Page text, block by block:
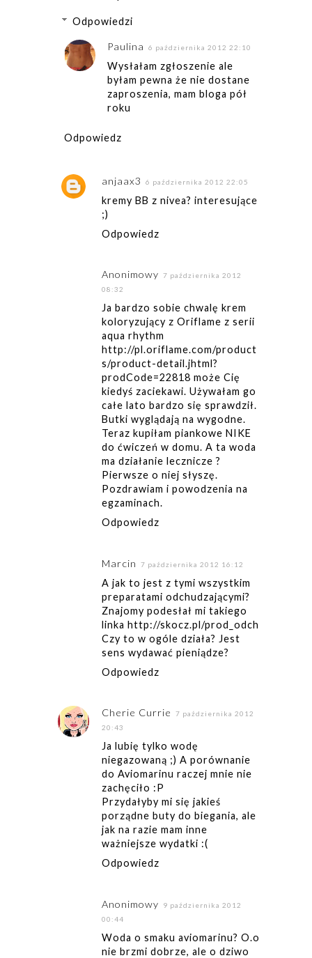
Odpowiedzi
Paulina 6 października 2012 22:10
Wysłałam zgłoszenie ale
byłam pewna że nie dostane
zaproszenia, mam bloga pół
roku
Odpowiedz
anjaax3 6 października 2012 22:05
kremy BB z nivea? interesujące
;)
Odpowiedz
Anonimowy 7 października 2012
08:32
Ja bardzo sobie chwalę krem
koloryzujący z Oriflame z serii
aqua rhythm
http://pl.oriflame.com/product
s/product-detail.jhtml?
prodCode=22818 może Cię
kiedyś zaciekawi. Używałam go
całe lato bardzo się sprawdził.
Butki wyglądają na wygodne.
Teraz kupiłam piankowe NIKE
do ćwiczeń w domu. A ta woda
ma działanie lecznicze ?
Pierwsze o niej słyszę.
Pozdrawiam i powodzenia na
egzaminach.
Odpowiedz
Marcin 7 października 2012 16:12
A jak to jest z tymi wszystkim
preparatami odchudzającymi?
Znajomy podesłał mi takiego
linka http://skocz.pl/prod_odch
Czy to w ogóle działa? Jest
sens wydawać pieniądze?
Odpowiedz
Cherie Currie
7 października 2012
20:43
Ja lubię tylko wodę
niegazowaną ;) A porównanie
do Aviomarinu raczej mnie nie
zachęciło :P
Przydałyby mi się jakieś
porządne buty do biegania, ale
jak na razie mam inne
ważniejsze wydatki :(
Odpowiedz
Anonimowy
9 października 2012
00:44
Woda o smaku aviomarinu? O.o
nie brzmi dobrze, ale o dziwo